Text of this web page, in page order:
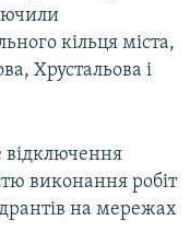
кільця міста,
Хрустальова і
відключення
виконання робіт
на мережах